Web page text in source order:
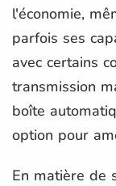
l'économie,
parfois ses
avec certains
transmission
boîte
option pour
En matière de